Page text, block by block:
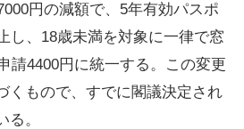
円の減額で、5年有効パスポ
し、18歳未満を対象に一律で窓
請4400円に統一する。この変更
くもので、すでに閣議決定され
。